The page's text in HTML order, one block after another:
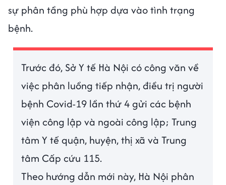
sự phân tầng phù hợp dựa vào tình trạng
bệnh.
Trước đó, Sở Y tế Hà Nội có công văn về
việc phân luồng tiếp nhận, điều trị người
bệnh Covid-19 lần thứ 4 gửi các bệnh
viện công lập và ngoài công lập; Trung
tâm Y tế quận, huyện, thị xã và Trung
tâm Cấp cứu 115.
Theo hướng dẫn mới này, Hà Nội phân